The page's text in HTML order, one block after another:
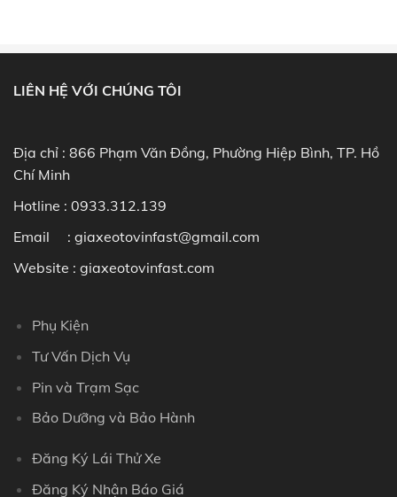
LIÊN HỆ VỚI CHÚNG TÔI
Địa chỉ : 866 Phạm Văn Đồng, Phường Hiệp Bình, TP. Hồ
Chí Minh
Hotline : 0933.312.139
Email : giaxeotovinfast@gmail.com
Website : giaxeotovinfast.com
Phụ Kiện
Tư Vấn Dịch Vụ
Pin và Trạm Sạc
Bảo Dưỡng và Bảo Hành
Đăng Ký Lái Thử Xe
Đăng Ký Nhận Báo Giá